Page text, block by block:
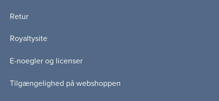
Retur
Royaltysite
E-noegler og licenser
Tilgængelighed på webshoppen